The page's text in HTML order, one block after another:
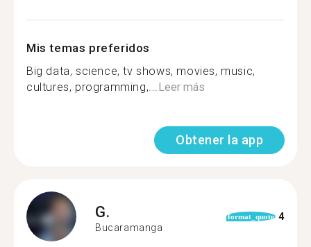
Mis temas preferidos
Big data, science, tv shows, movies, music,
cultures, programming,...Leer más
Obtener la app
G.
Bucaramanga
format_quote 4